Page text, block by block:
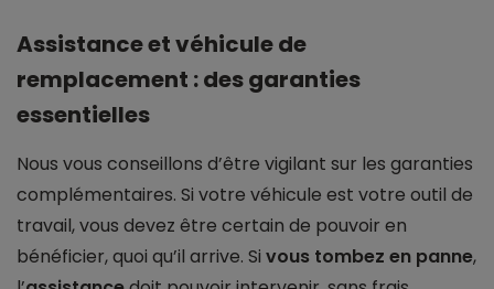
Assistance et véhicule de
remplacement : des garanties
essentielles
Nous vous conseillons d’être vigilant sur les garanties
complémentaires. Si votre véhicule est votre outil de
travail, vous devez être certain de pouvoir en
bénéficier, quoi qu’il arrive. Si vous tombez en panne,